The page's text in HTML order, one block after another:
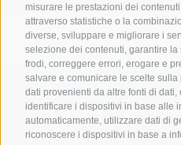
misurare le prestazioni dei
attraverso statistiche o la
diverse, sviluppare e migliorare i
selezione dei contenuti, garantire
frodi, correggere errori, erogare e
salvare e comunicare le scelte
dati provenienti da altre fonti di
identificare i dispositivi in base alle
automaticamente, utilizzare dati di
riconoscere i dispositivi in base a
Superfice lorda: 24.000 m²
Cubatura lorda: 76.000 m³
Classificazione: 4 stelle superior
Particolarità: hotel per famiglie,
Calcestruzzo utilizzato: 13.000 m³
Acciaiao da costruzione utilizzato:
Investimento: 26 Mio Euro
MICHAELER &
Via Isarco 1 -
Tel. +39 0472 978 140